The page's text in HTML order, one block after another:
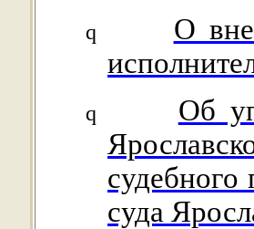
q
О
q
Об
судебного
суда